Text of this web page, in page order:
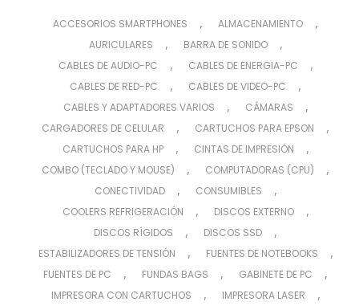
ACCESORIOS SMARTPHONES , ALMACENAMIENTO ,
AURICULARES , BARRA DE SONIDO ,
CABLES DE AUDIO-PC , CABLES DE ENERGIA-PC ,
CABLES DE RED-PC , CABLES DE VIDEO-PC ,
CABLES Y ADAPTADORES VARIOS , CÁMARAS ,
CARGADORES DE CELULAR , CARTUCHOS PARA EPSON ,
CARTUCHOS PARA HP , CINTAS DE IMPRESIÓN ,
COMBO (TECLADO Y MOUSE) , COMPUTADORAS (CPU) ,
CONECTIVIDAD , CONSUMIBLES ,
COOLERS REFRIGERACIÓN , DISCOS EXTERNO ,
DISCOS RÍGIDOS , DISCOS SSD ,
ESTABILIZADORES DE TENSIÓN , FUENTES DE NOTEBOOKS ,
FUENTES DE PC , FUNDAS BAGS , GABINETE DE PC ,
IMPRESORA CON CARTUCHOS , IMPRESORA LASER ,